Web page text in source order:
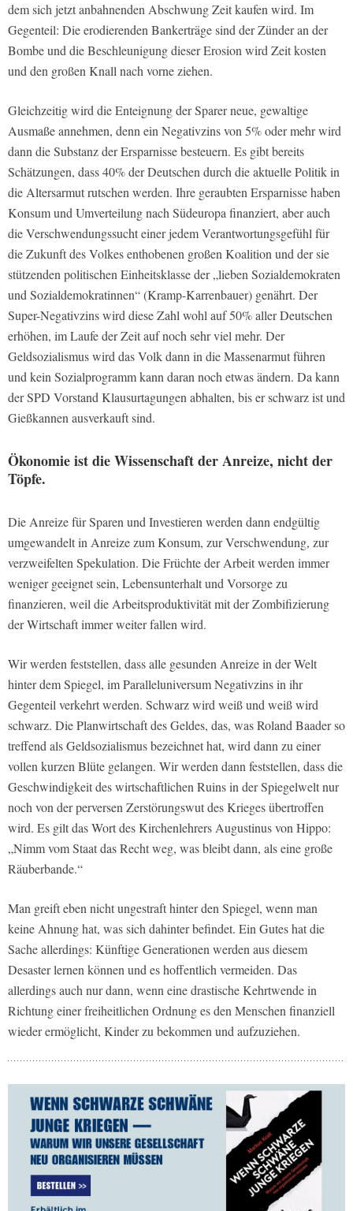
dem sich jetzt anbahnenden Abschwung Zeit kaufen wird. Im
Gegenteil: Die erodierenden Bankerträge sind der Zünder an der
Bombe und die Beschleunigung dieser Erosion wird Zeit kosten
und den großen Knall nach vorne ziehen.
Gleichzeitig wird die Enteignung der Sparer neue, gewaltige
Ausmaße annehmen, denn ein Negativzins von 5% oder mehr wird
dann die Substanz der Ersparnisse besteuern. Es gibt bereits
Schätzungen, dass 40% der Deutschen durch die aktuelle Politik in
die Altersarmut rutschen werden. Ihre geraubten Ersparnisse haben
Konsum und Umverteilung nach Südeuropa finanziert, aber auch
die Verschwendungssucht einer jedem Verantwortungsgefühl für
die Zukunft des Volkes enthobenen großen Koalition und der sie
stützenden politischen Einheitsklasse der „lieben Sozialdemokraten
und Sozialdemokratinnen“ (Kramp-Karrenbauer) genährt. Der
Super-Negativzins wird diese Zahl wohl auf 50% aller Deutschen
erhöhen, im Laufe der Zeit auf noch sehr viel mehr. Der
Geldsozialismus wird das Volk dann in die Massenarmut führen
und kein Sozialprogramm kann daran noch etwas ändern. Da kann
der SPD Vorstand Klausurtagungen abhalten, bis er schwarz ist und
Gießkannen ausverkauft sind.
Ökonomie ist die Wissenschaft der Anreize, nicht der
Töpfe.
Die Anreize für Sparen und Investieren werden dann endgültig
umgewandelt in Anreize zum Konsum, zur Verschwendung, zur
verzweifelten Spekulation. Die Früchte der Arbeit werden immer
weniger geeignet sein, Lebensunterhalt und Vorsorge zu
finanzieren, weil die Arbeitsproduktivität mit der Zombifizierung
der Wirtschaft immer weiter fallen wird.
Wir werden feststellen, dass alle gesunden Anreize in der Welt
hinter dem Spiegel, im Paralleluniversum Negativzins in ihr
Gegenteil verkehrt werden. Schwarz wird weiß und weiß wird
schwarz. Die Planwirtschaft des Geldes, das, was Roland Baader so
treffend als Geldsozialismus bezeichnet hat, wird dann zu einer
vollen kurzen Blüte gelangen. Wir werden dann feststellen, dass die
Geschwindigkeit des wirtschaftlichen Ruins in der Spiegelwelt nur
noch von der perversen Zerstörungswut des Krieges übertroffen
wird. Es gilt das Wort des Kirchenlehrers Augustinus von Hippo:
„Nimm vom Staat das Recht weg, was bleibt dann, als eine große
Räuberbande.“
Man greift eben nicht ungestraft hinter den Spiegel, wenn man
keine Ahnung hat, was sich dahinter befindet. Ein Gutes hat die
Sache allerdings: Künftige Generationen werden aus diesem
Desaster lernen können und es hoffentlich vermeiden. Das
allerdings auch nur dann, wenn eine drastische Kehrtwende in
Richtung einer freiheitlichen Ordnung es den Menschen finanziell
wieder ermöglicht, Kinder zu bekommen und aufzuziehen.